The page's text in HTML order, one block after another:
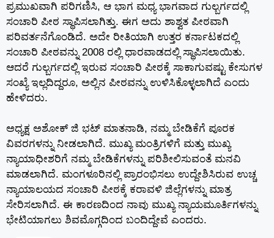
ಪ್ರಮುಖವಾಗಿ ಪರಿಗಣಿಸಿ, ಆ ಭಾಗ ಮಧ್ಯ ಭಾಗವಾದ ಗುಲ್ಬರ್ಗದಲ್ಲಿ
ಸಂಚಾರಿ ಪೀಠ ಸ್ಥಾಪಿಸಲಾಗಿತ್ತು. ಈಗ ಅದು ಶಾಶ್ವತ ಪೀಠವಾಗಿ
ಪರಿವರ್ತನೆಗೊಂಡಿದೆ. ಅದೇ ರೀತಿಯಾಗಿ ಉತ್ತರ ಕರ್ನಾಟಕದಲ್ಲಿ
ಸಂಚಾರಿ ಪೀಠವನ್ನು 2008 ರಲ್ಲಿ ಧಾರವಾಡದಲ್ಲಿ ಸ್ಥಾಪಿಸಲಾಯಿತು.
ಆದರೆ ಗುಲ್ಬರ್ಗದಲ್ಲಿ ಇರುವ ಸಂಚಾರಿ ಪೀಠಕ್ಕೆ ಸಾಕಾಗುವಷ್ಟು ಕೇಸುಗಳ
ಸಂಖ್ಯೆ ಇಲ್ಲದಿದ್ದರೂ, ಅಲ್ಲಿನ ಪೀಠವನ್ನು ಉಳಿಸಿಕೊಳ್ಳಲಾಗಿದೆ ಎಂದು
ಹೇಳಿದರು.
ಅಧ್ಯಕ್ಷ ಅಶೋಕ್ ಜಿ ಭಟ್ ಮಾತನಾಡಿ, ನಮ್ಮ ಬೇಡಿಕೆಗೆ ಪೂರಕ
ವಿವರಗಳನ್ನು ನೀಡಲಾಗಿದೆ. ಮುಖ್ಯ ಮಂತ್ರಿಗಳಿಗೆ ಮತ್ತು ಮುಖ್ಯ
ನ್ಯಾಯಾಧೀಶರಿಗೆ ನಮ್ಮ ಬೇಡಿಕೆಗಳನ್ನು ಪರಿಶೀಲಿಸುವಂತೆ ಮನವಿ
ಮಾಡಲಾಗಿದೆ. ಮಂಗಳೂರಿನಲ್ಲಿ ಪ್ರಾರಂಭಿಸಲು ಉದ್ದೇಶಿಸಿರುವ ಉಚ್ಚ
ನ್ಯಾಯಾಲಯದ ಸಂಚಾರಿ ಪೀಠಕ್ಕೆ ಕರಾವಳಿ ಜಿಲ್ಲೆಗಳನ್ನು ಮಾತ್ರ
ಸೇರಿಸಲಾಗಿದೆ. ಈ ಕಾರಣದಿಂದ ನಾವು ಮುಖ್ಯ ನ್ಯಾಯಮೂರ್ತಿಗಳನ್ನು
ಭೇಟಿಯಾಗಲು ಶಿವಮೊಗ್ಗದಿಂದ ಬಂದಿದ್ದೇವೆ ಎಂದರು.